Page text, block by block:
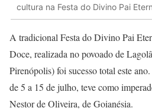
cultura na Festa do Divino Pai
A tradicional Festa do Divino Pai
Doce, realizada no povoado de
Pirenópolis) foi sucesso total este
de 5 a 15 de julho, teve como
Nestor de Oliveira, de Goianésia.